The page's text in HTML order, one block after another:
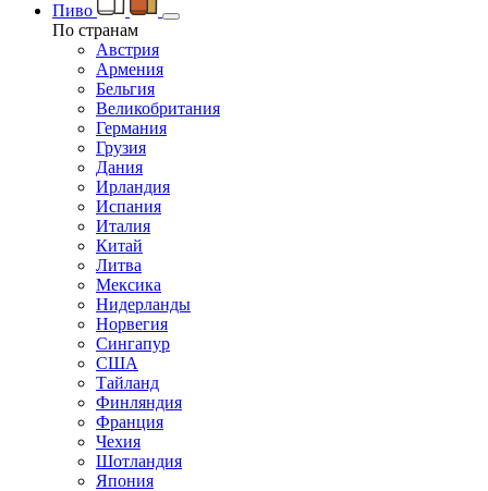
Пиво
По странам
Австрия
Армения
Бельгия
Великобритания
Германия
Грузия
Дания
Ирландия
Испания
Италия
Китай
Литва
Мексика
Нидерланды
Норвегия
Сингапур
США
Тайланд
Финляндия
Франция
Чехия
Шотландия
Япония